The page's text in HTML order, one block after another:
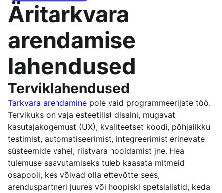
Äritarkvara
arendamise
lahendused
Terviklahendused
Tarkvara arendamine pole vaid programmeerijate töö.
Tervikuks on vaja esteetilist disaini, mugavat
kasutajakogemust (UX), kvaliteetset koodi, põhjalikku
testimist, automatiseerimist, integreerimist erinevate
süsteemide vahel, riistvara hooldamist jne. Hea
tulemuse saavutamiseks tuleb kaasata mitmeid
osapooli, kes võivad olla ettevõtte sees,
arenduspartneri juures või hoopiski spetsialistid, keda